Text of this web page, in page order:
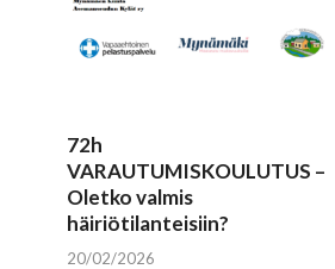
72h
VARAUTUMISKOULUTUS –
Oletko valmis
häiriötilanteisiin?
20/02/2026